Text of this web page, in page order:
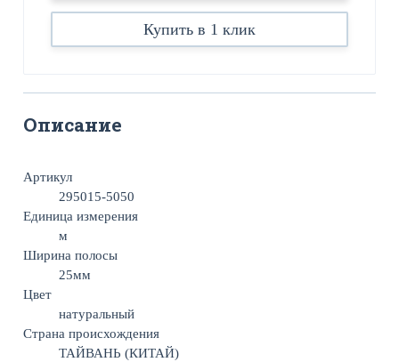
Купить в 1 клик
Описание
Артикул
295015-5050
Единица измерения
м
Ширина полосы
25мм
Цвет
натуральный
Страна происхождения
ТАЙВАНЬ (КИТАЙ)